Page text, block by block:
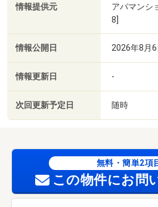
情報提供元
アパマンシ
8]
情報公開日 2026年8月6
情報更新日 -
次回更新予定日 随時
無料・簡単2項
この物件にお問